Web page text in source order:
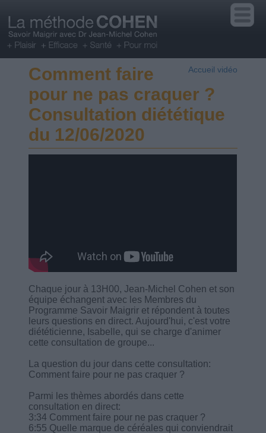
Accueil vidéo
Comment faire
pour ne pas craquer ?
Consultation diététique
du 12/06/2020
Chaque jour à 13H00, Jean-Michel Cohen et son
équipe échangent avec les Membres du
Programme Savoir Maigrir et répondent à toutes
leurs questions en direct. Aujourd'hui, c'est votre
diététicienne, Isabelle, qui se charge d'animer
cette consultation de groupe...
La question du jour dans cette consultation:
Comment faire pour ne pas craquer ?
Parmi les thèmes abordés dans cette
consultation en direct:
3:34 Comment faire pour ne pas craquer ?
6:55 Quelle marque de céréales qui conviendrait